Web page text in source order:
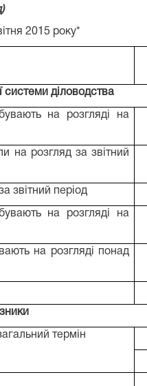
2015 року*
системи діловодства
на розгляді на
на розгляд за звітний
звітний період
на розгляді на
на розгляді понад
термін